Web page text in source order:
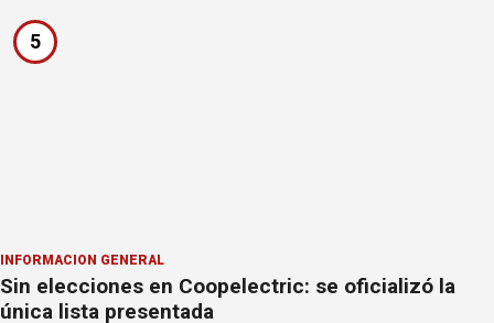
5
INFORMACION GENERAL
Sin elecciones en Coopelectric: se oficializó la
única lista presentada